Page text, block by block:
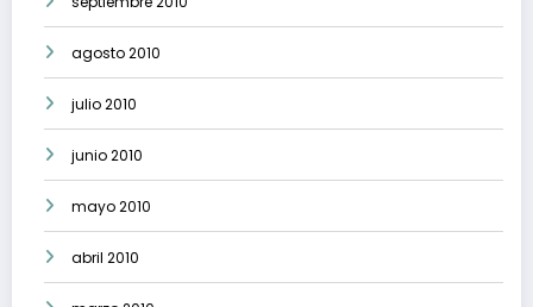
agosto 2010
julio 2010
junio 2010
mayo 2010
abril 2010